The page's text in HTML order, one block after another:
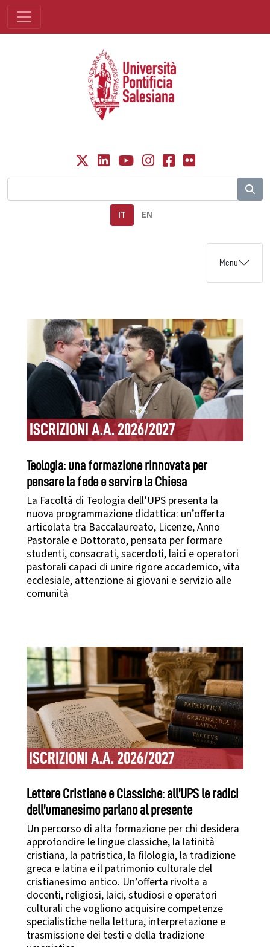
IT EN
Menu
ISCRIZIONI A.A. 2026/2027
Teologia: una formazione rinnovata per
pensare la fede e servire la Chiesa
La Facoltà di Teologia dell’UPS presenta la
nuova programmazione didattica: un’offerta
articolata tra Baccalaureato, Licenze, Anno
Pastorale e Dottorato, pensata per formare
studenti, consacrati, sacerdoti, laici e operatori
pastorali capaci di unire rigore accademico, vita
ecclesiale, attenzione ai giovani e servizio alle
comunità
ISCRIZIONI A.A. 2026/2027
Lettere Cristiane e Classiche: all’UPS le radici
dell’umanesimo parlano al presente
Un percorso di alta formazione per chi desidera
approfondire le lingue classiche, la latinità
cristiana, la patristica, la filologia, la tradizione
greca e latina e il patrimonio culturale del
cristianesimo antico. Un’offerta rivolta a
docenti, religiosi, laici, studiosi e operatori
culturali che vogliono acquisire competenze
specialistiche nella lettura, interpretazione e
trasmissione dei testi e della tradizione